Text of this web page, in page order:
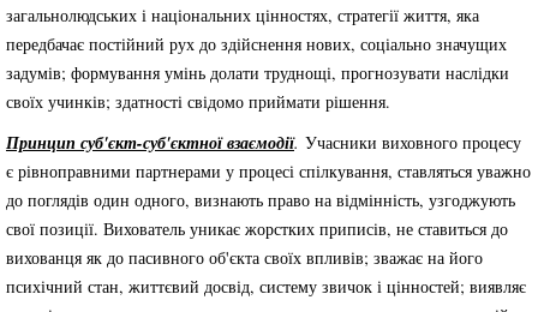
загальнолюдських і національних цінностях, стратегії життя, яка
передбачає постійний рух до здійснення нових, соціально значущих
задумів; формування умінь долати труднощі, прогнозувати наслідки
своїх учинків; здатності свідомо приймати рішення.
Принцип суб'єкт-суб'єктної взаємодії. Учасники виховного процесу
є рівноправними партнерами у процесі спілкування, ставляться уважно
до поглядів один одного, визнають право на відмінність, узгоджують
свої позиції. Вихователь уникає жорстких приписів, не ставиться до
вихованця як до пасивного об'єкта своїх впливів; зважає на його
психічний стан, життєвий досвід, систему звичок і цінностей; виявляє